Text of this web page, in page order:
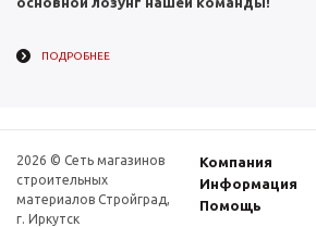
ПОДРОБНЕЕ
2026 © Сеть магазинов
строительных
материалов Стройград,
г. Иркутск
Компания
Информация
Помощь